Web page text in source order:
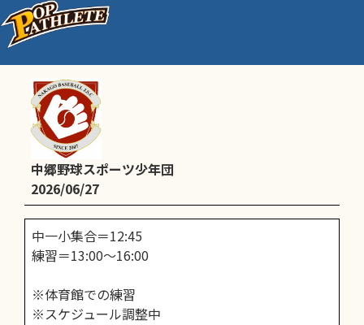
通常練習
中郷野球スポーツ少年団
2026/06/27
中一小集合＝12:45
練習＝13:00～16:00
※体育館での練習
※スケジュール調整中